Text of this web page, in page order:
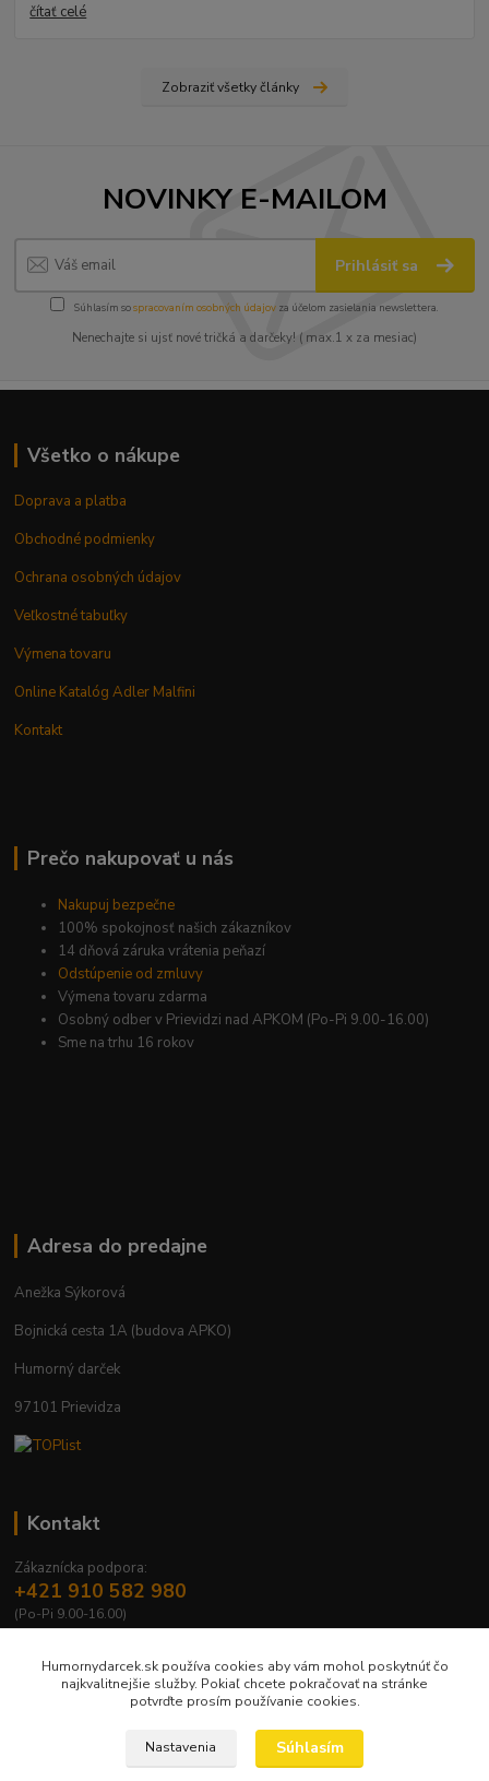
čítať celé
Zobraziť všetky články
NOVINKY E-MAILOM
Prihlásiť sa
Súhlasím sospracovaním osobných údajov za účelom zasielania newslettera.
Nenechajte si ujsť nové tričká a darčeky! ( max.1 x za mesiac)
Všetko o nákupe
Doprava a platba
Obchodné podmienky
Ochrana osobných údajov
Veľkostné tabuľky
Výmena tovaru
Online Katalóg Adler Malfini
Kontakt
Prečo nakupovať u nás
Nakupuj bezpečne
100% spokojnosť našich zákazníkov
14 dňová záruka vrátenia peňazí
Odstúpenie od zmluvy
Výmena tovaru zdarma
Osobný odber v Prievidzi nad APKOM (Po-Pi 9.00-16.00)
Sme na trhu 16 rokov
Adresa do predajne
Anežka Sýkorová
Bojnická cesta 1A (budova APKO)
Humorný darček
97101 Prievidza
Kontakt
Zákaznícka podpora:
+421 910 582 980
(Po-Pi 9.00-16.00)
Humornydarcek.sk používa cookies aby vám mohol poskytnúť čo
najkvalitnejšie služby. Pokiaľ chcete pokračovať na stránke
potvrďte prosím používanie cookies.
Nastavenia Súhlasím